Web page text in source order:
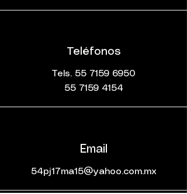
Teléfonos
Tels. 55 7159 6950
55 7159 4154
Email
54pj17ma15@yahoo.com.mx